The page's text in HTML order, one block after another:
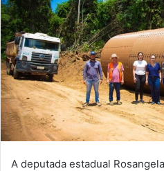
A deputada estadual